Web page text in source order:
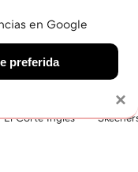
SNEAKERS
El Corte Inglés
×
en Google
preferida